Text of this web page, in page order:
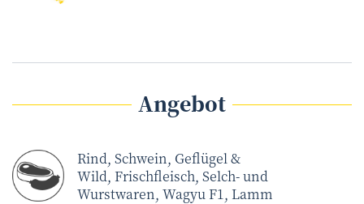
Angebot
Rind, Schwein, Geflügel &
Wild, Frischfleisch, Selch- und
Wurstwaren, Wagyu F1, Lamm